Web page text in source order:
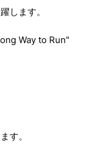
します。
Way to Run"
す。